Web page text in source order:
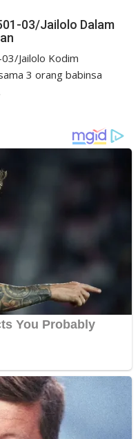
03/Jailolo Dalam
Jailolo Kodim
3 orang babinsa